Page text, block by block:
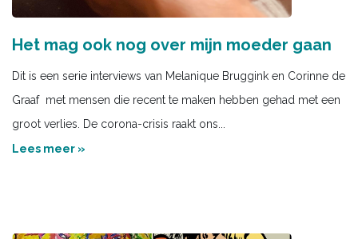
Het mag ook nog over mijn moeder gaan
Dit is een serie interviews van Melanique Bruggink en Corinne de
Graaf met mensen die recent te maken hebben gehad met een
groot verlies. De corona-crisis raakt ons...
Lees meer »